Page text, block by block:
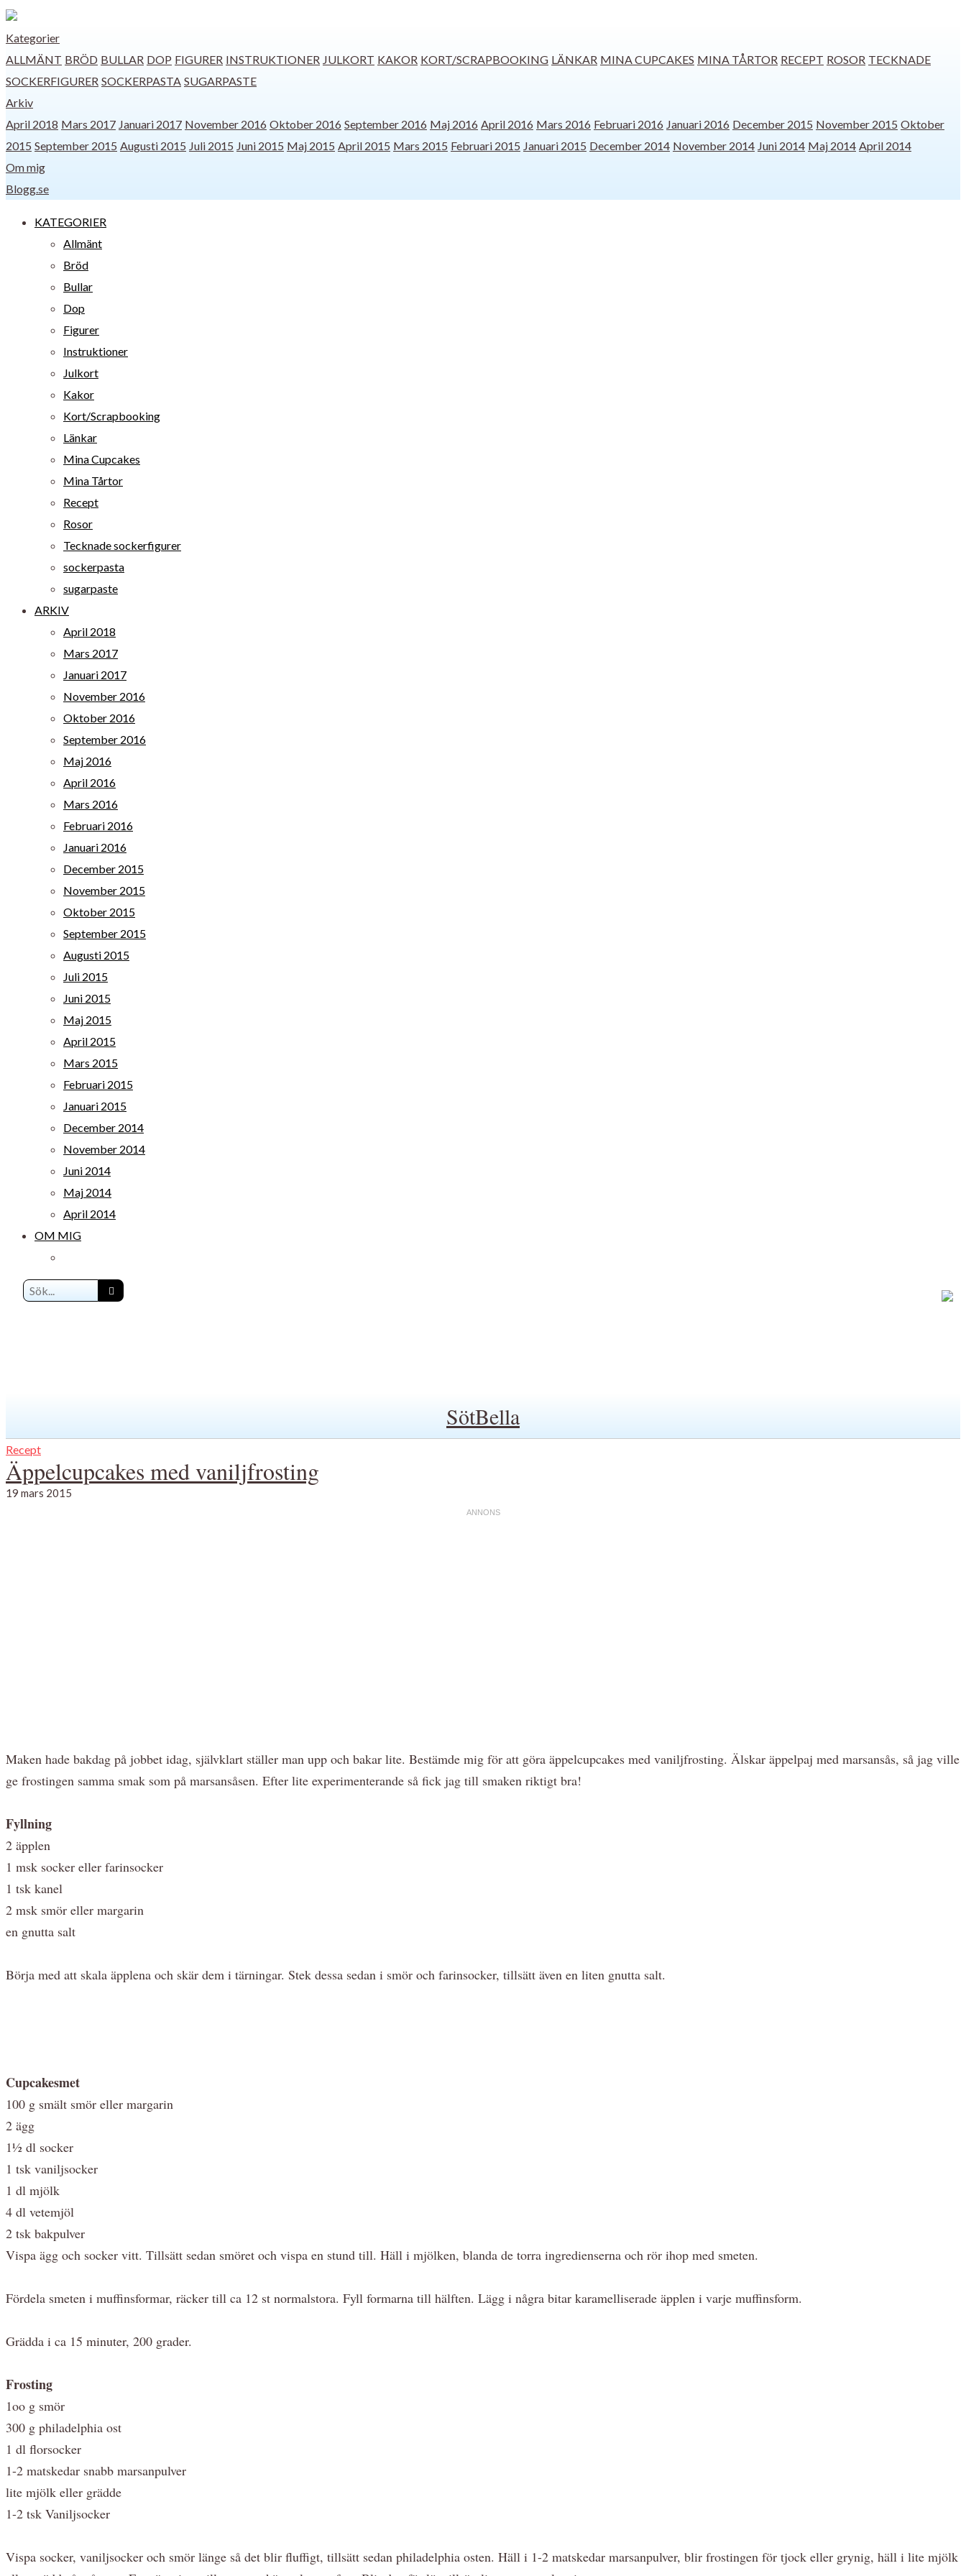
Kategorier
ALLMÄNT BRÖD BULLAR DOP FIGURER INSTRUKTIONER JULKORT KAKOR KORT/SCRAPBOOKING LÄNKAR MINA CUPCAKES MINA TÅRTOR RECEPT ROSOR TECKNADE
SOCKERFIGURER SOCKERPASTA SUGARPASTE
Arkiv
April 2018 Mars 2017 Januari 2017 November 2016 Oktober 2016 September 2016 Maj 2016 April 2016 Mars 2016 Februari 2016 Januari 2016 December 2015 November 2015 Oktober
2015 September 2015 Augusti 2015 Juli 2015 Juni 2015 Maj 2015 April 2015 Mars 2015 Februari 2015 Januari 2015 December 2014 November 2014 Juni 2014 Maj 2014 April 2014
Om mig
Blogg.se
KATEGORIER
Allmänt
Bröd
Bullar
Dop
Figurer
Instruktioner
Julkort
Kakor
Kort/Scrapbooking
Länkar
Mina Cupcakes
Mina Tårtor
Recept
Rosor
Tecknade sockerfigurer
sockerpasta
sugarpaste
ARKIV
April 2018
Mars 2017
Januari 2017
November 2016
Oktober 2016
September 2016
Maj 2016
April 2016
Mars 2016
Februari 2016
Januari 2016
December 2015
November 2015
Oktober 2015
September 2015
Augusti 2015
Juli 2015
Juni 2015
Maj 2015
April 2015
Mars 2015
Februari 2015
Januari 2015
December 2014
November 2014
Juni 2014
Maj 2014
April 2014
OM MIG
SötBella
Recept
Äppelcupcakes med vaniljfrosting
19 mars 2015
Maken hade bakdag på jobbet idag, självklart ställer man upp och bakar lite. Bestämde mig för att göra äppelcupcakes med vaniljfrosting. Älskar äppelpaj med marsansås, så jag ville
ge frostingen samma smak som på marsansåsen. Efter lite experimenterande så fick jag till smaken riktigt bra!
Fyllning
2 äpplen
1 msk socker eller farinsocker
1 tsk kanel
2 msk smör eller margarin
en gnutta salt
Börja med att skala äpplena och skär dem i tärningar. Stek dessa sedan i smör och farinsocker, tillsätt även en liten gnutta salt.
Cupcakesmet
100 g smält smör eller margarin
2 ägg
1½ dl socker
1 tsk vaniljsocker
1 dl mjölk
4 dl vetemjöl
2 tsk bakpulver
Vispa ägg och socker vitt. Tillsätt sedan smöret och vispa en stund till. Häll i mjölken, blanda de torra ingredienserna och rör ihop med smeten.
Fördela smeten i muffinsformar, räcker till ca 12 st normalstora. Fyll formarna till hälften. Lägg i några bitar karamelliserade äpplen i varje muffinsform.
Grädda i ca 15 minuter, 200 grader.
Frosting
1oo g smör
300 g philadelphia ost
1 dl florsocker
1-2 matskedar snabb marsanpulver
lite mjölk eller grädde
1-2 tsk Vaniljsocker
Vispa socker, vaniljsocker och smör länge så det blir fluffigt, tillsätt sedan philadelphia osten. Häll i 1-2 matskedar marsanpulver, blir frostingen för tjock eller grynig, häll i lite mjölk